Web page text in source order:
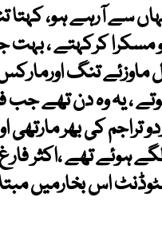
سے آرہے ہو، کہتا
مسکرا کرکہتے ، بہت
ماوزئے تنگ
، یہ وہ دن تھے
تراجم کی بھر مارتھی
تھے ،اکثر فارغ
اس بخارمیں